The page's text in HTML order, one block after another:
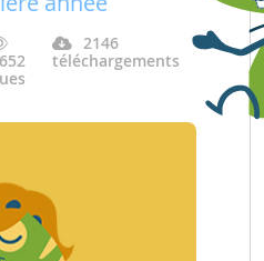
2146
téléchargements